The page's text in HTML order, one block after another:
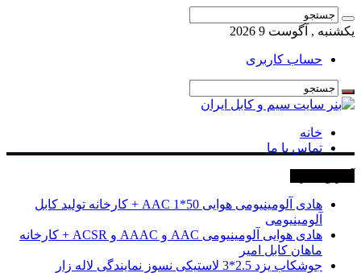
یکشنبه , آگوست 9 2026
حساب کاربری
خانه
تماس با ما
هادی آلومینیومی هوایی 50*1 AAC + کارخانه تولید کابل
آلومینیومی
هادی هوایی آلومینیومی AAC و AAAC و ACSR + کارخانه
ماهان کابل امیر
جوشکاب یزد 2.5*3 لاستیکی نسوز نمایندگی لاله زار